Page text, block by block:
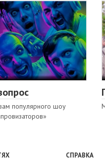
популярного шоу
СПРАВКА